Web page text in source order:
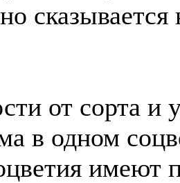
от сорта и
в одном
имеют